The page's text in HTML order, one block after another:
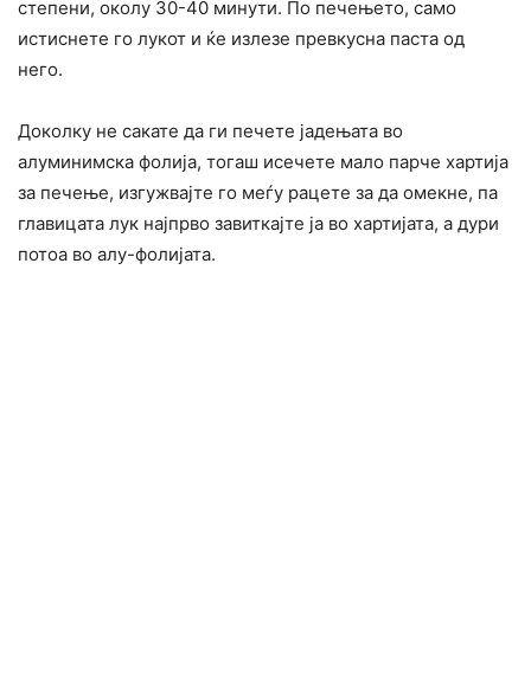
степени, околу 30-40 минути. По печењето, само
истиснете го лукот и ќе излезе превкусна паста од
него.
Доколку не сакате да ги печете јадењата во
алуминимска фолија, тогаш исечете мало парче хартија
за печење, изгужвајте го меѓу рацете за да омекне, па
главицата лук најпрво завиткајте ја во хартијата, а дури
потоа во алу-фолијата.